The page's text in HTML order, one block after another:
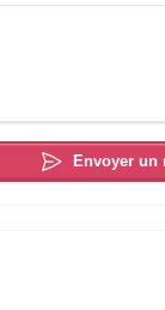
Envoyer un